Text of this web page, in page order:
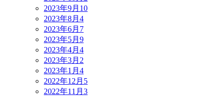
2023年9月 10
2023年8月 4
2023年6月 7
2023年5月 9
2023年4月 4
2023年3月 2
2023年1月 4
2022年12月 5
2022年11月 3